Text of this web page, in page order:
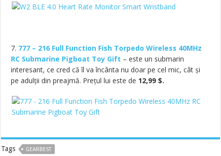
7. 777 – 216 Full Function Fish Torpedo Wireless 40MHz
RC Submarine Pigboat Toy Gift – este un submarin
interesant, ce cred că îl va încânta nu doar pe cel mic, cât și
pe adulții din preajmă. Prețul lui este de 12,99 $.
Tags GEARBEST